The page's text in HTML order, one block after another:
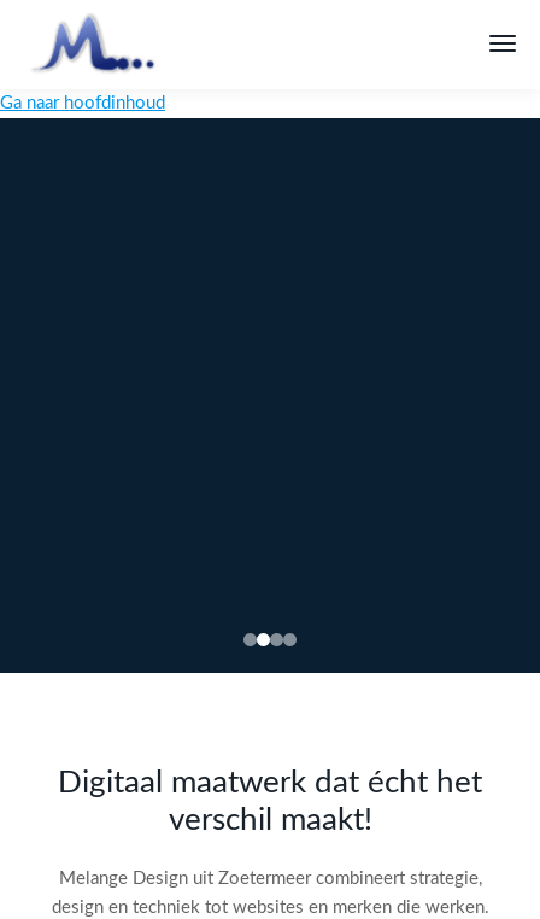
Ga naar hoofdinhoud
de SEO-
audit
Digitaal maatwerk dat écht het
verschil maakt!
Melange Design uit Zoetermeer combineert strategie,
design en techniek tot websites en merken die werken.